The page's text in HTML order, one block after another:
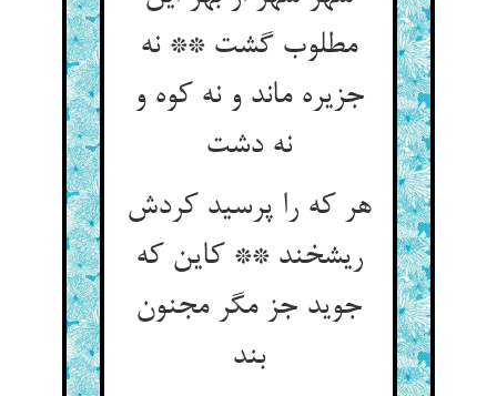
مطلوب گشت ** نه
جزیره ماند و نه کوه و
نه دشت‏
هر که را پرسید کردش
ریشخند ** کاین که
جوید جز مگر مجنون
بند